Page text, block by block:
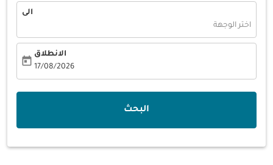
الى
اختر الوجهة
الانطلاق
17/08/2026
today
البحث